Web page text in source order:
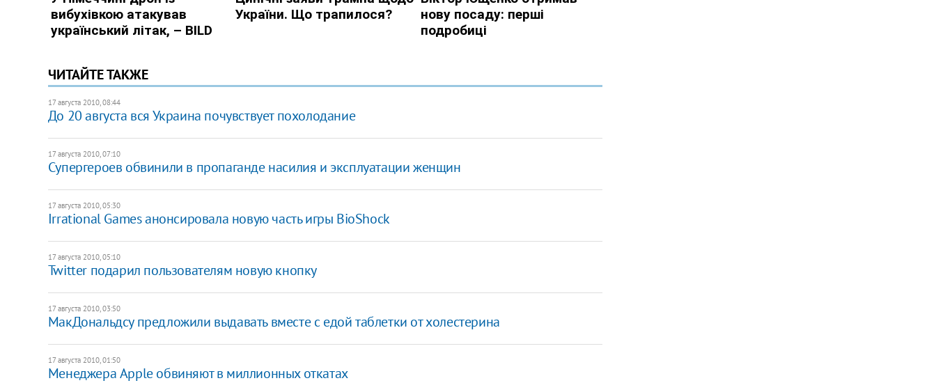
ЧИТАЙТЕ ТАКЖЕ
17 августа 2010, 08:44
До 20 августа вся Украина почувствует похолодание
17 августа 2010, 07:10
Супергероев обвинили в пропаганде насилия и эксплуатации женщин
17 августа 2010, 05:30
Irrational Games анонсировала новую часть игры BioShock
17 августа 2010, 05:10
Twitter подарил пользователям новую кнопку
17 августа 2010, 03:50
МакДональдсу предложили выдавать вместе с едой таблетки от холестерина
17 августа 2010, 01:50
Менеджера Apple обвиняют в миллионных откатах